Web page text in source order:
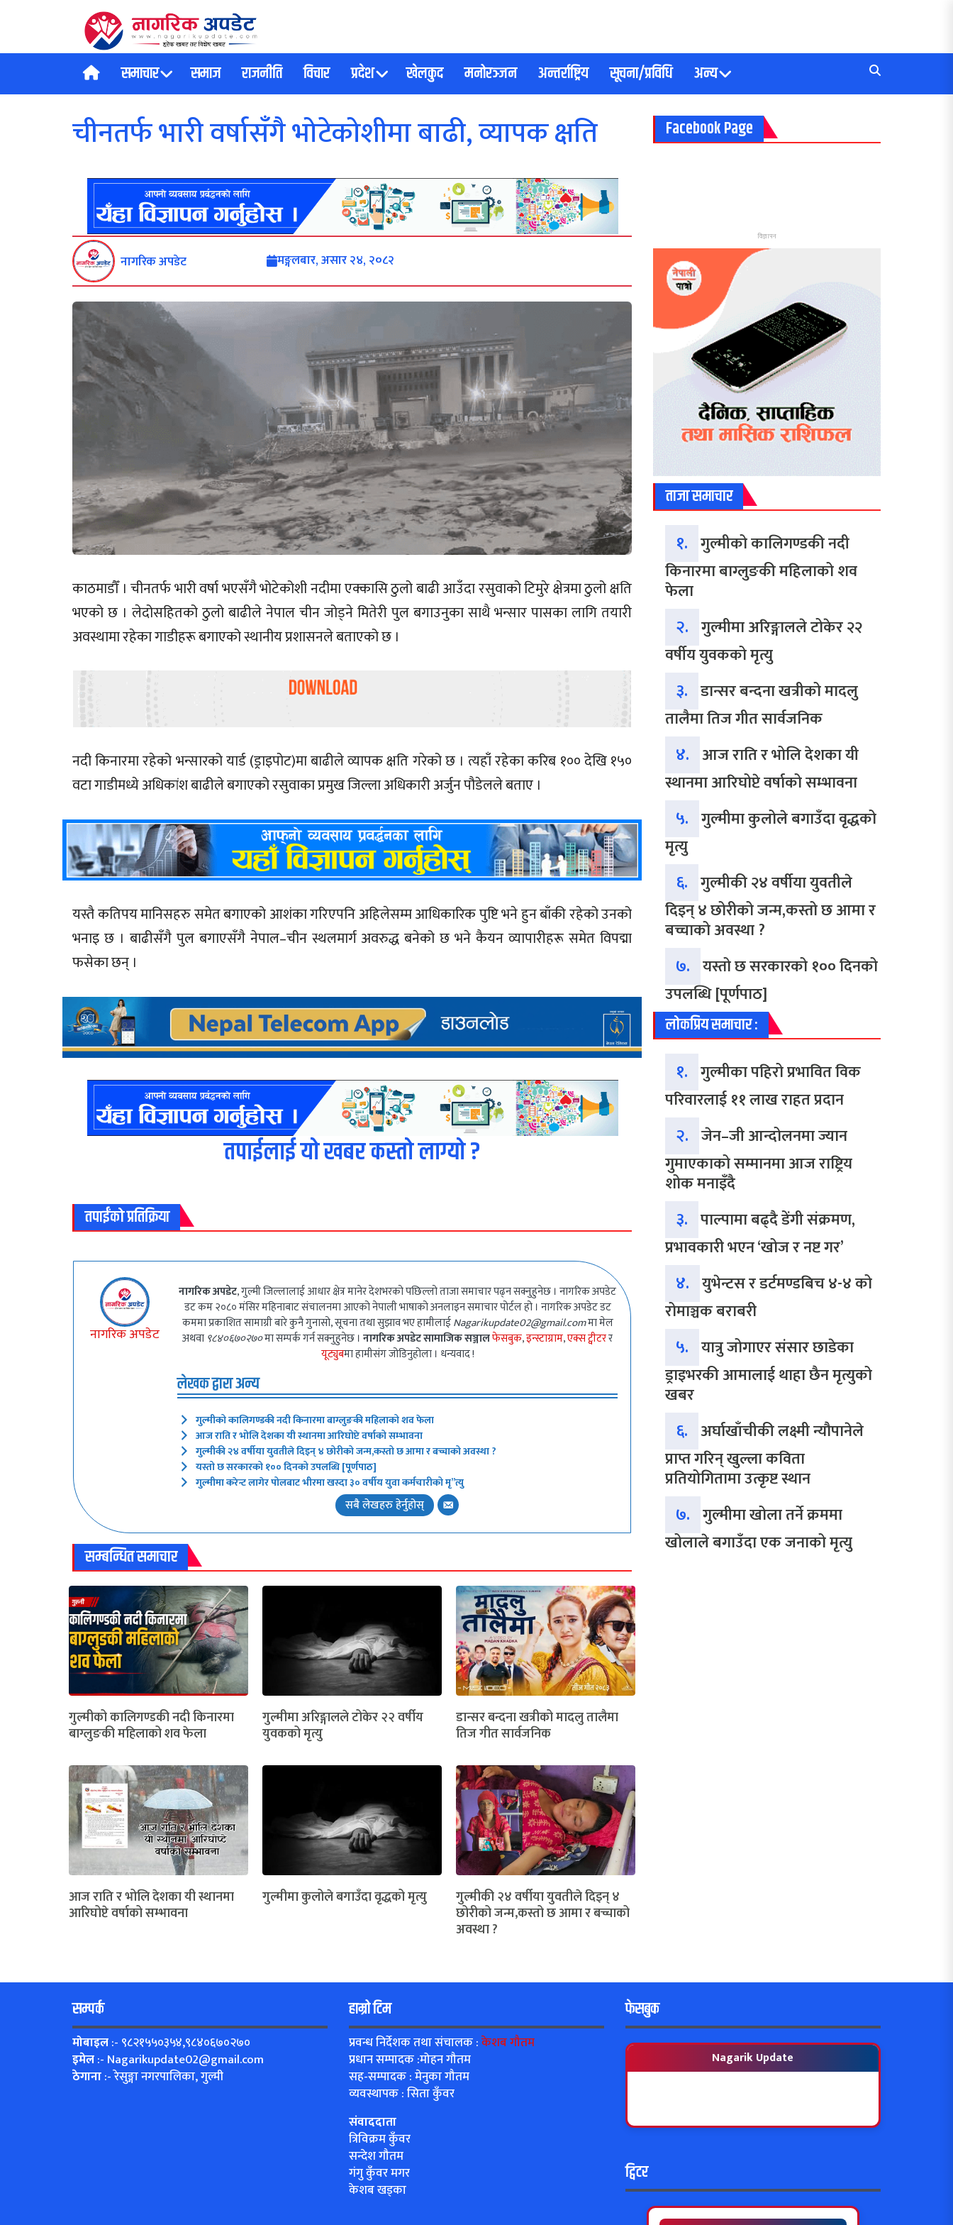
समाचार समाज राजनीति विचार प्रदेश खेलकुद मनोरञ्जन अन्तर्राष्ट्रिय सूचना/प्रविधि अन्य
चीनतर्फ भारी वर्षासँगै भोटेकोशीमा बाढी, व्यापक क्षति
नागरिक अपडेट मङ्गलबार, असार २४, २०८२
काठमाडौँ । चीनतर्फ भारी वर्षा भएसँगै भोटेकोशी नदीमा एक्कासि ठुलो बाढी आउँदा रसुवाको टिमुरे क्षेत्रमा ठुलो क्षति
भएको छ । लेदोसहितको ठुलो बाढीले नेपाल चीन जोड्ने मितेरी पुल बगाउनुका साथै भन्सार पासका लागि तयारी
अवस्थामा रहेका गाडीहरू बगाएको स्थानीय प्रशासनले बताएको छ ।
नदी किनारमा रहेको भन्सारको यार्ड (ड्राइपोट)मा बाढीले व्यापक क्षति गरेको छ । त्यहाँ रहेका करिब १०० देखि १५०
वटा गाडीमध्ये अधिकांश बाढीले बगाएको रसुवाका प्रमुख जिल्ला अधिकारी अर्जुन पौडेलले बताए ।
यस्तै कतिपय मानिसहरु समेत बगाएको आशंका गरिएपनि अहिलेसम्म आधिकारिक पुष्टि भने हुन बाँकी रहेको उनको
भनाइ छ । बाढीसँगै पुल बगाएसँगै नेपाल–चीन स्थलमार्ग अवरुद्ध बनेको छ भने कैयन व्यापारीहरू समेत विपद्मा
फसेका छन् ।
तपाईलाई यो खबर कस्तो लाग्यो ?
तपाईंको प्रतिक्रिया
नागरिक अपडेट
नागरिक अपडेट, गुल्मी जिल्लालाई आधार क्षेत्र मानेर देशभरको पछिल्लो ताजा समाचार पढ्न सक्नुहुनेछ । नागरिक अपडेट
डट कम २०८० मंसिर महिनाबाट संचालनमा आएको नेपाली भाषाको अनलाइन समाचार पोर्टल हो । नागरिक अपडेट डट
कममा प्रकाशित सामाग्री बारे कुनै गुनासो, सूचना तथा सुझाव भए हामीलाईNagarikupdate02@gmail.comमा मेल
अथवा ९८४०६७०२७०मा सम्पर्क गर्न सक्नुहुनेछ ।नागरिक अपडेट सामाजिक सञ्जालफेसबुक,इन्स्टाग्राम,एक्स ट्वीटरर
यूट्युबमा हामीसंग जोडिनुहोला । धन्यवाद !
लेखक द्वारा अन्य
गुल्मीको कालिगण्डकी नदी किनारमा बाग्लुङकी महिलाको शव फेला
आज राति र भोलि देशका यी स्थानमा आरिघोप्टे वर्षाको सम्भावना
गुल्मीकी २४ वर्षीया युवतीले दिइन् ४ छोरीको जन्म,कस्तो छ आमा र बच्चाको अवस्था ?
यस्तो छ सरकारको १०० दिनको उपलब्धि [पूर्णपाठ]
गुल्मीमा करेन्ट लागेर पोलबाट भीरमा खस्दा ३० वर्षीय युवा कर्मचारीको मृ”त्यु
सबै लेखहरु हेर्नुहोस्
सम्बन्धित समाचार
गुल्मीको कालिगण्डकी नदी किनारमा
बाग्लुङकी महिलाको शव फेला
गुल्मीमा अरिङ्गालले टोकेर २२ वर्षीय
युवकको मृत्यु
डान्सर बन्दना खत्रीको मादलु तालैमा
तिज गीत सार्वजनिक
आज राति र भोलि देशका यी स्थानमा
आरिघोप्टे वर्षाको सम्भावना
गुल्मीमा कुलोले बगाउँदा वृद्धको मृत्यु गुल्मीकी २४ वर्षीया युवतीले दिइन् ४
छोरीको जन्म,कस्तो छ आमा र बच्चाको
अवस्था ?
Facebook Page
विज्ञापन
ताजा समाचार
१. गुल्मीको कालिगण्डकी नदी
किनारमा बाग्लुङकी महिलाको शव
फेला
२. गुल्मीमा अरिङ्गालले टोकेर २२
वर्षीय युवकको मृत्यु
३. डान्सर बन्दना खत्रीको मादलु
तालैमा तिज गीत सार्वजनिक
४. आज राति र भोलि देशका यी
स्थानमा आरिघोप्टे वर्षाको सम्भावना
५. गुल्मीमा कुलोले बगाउँदा वृद्धको
मृत्यु
६. गुल्मीकी २४ वर्षीया युवतीले
दिइन् ४ छोरीको जन्म,कस्तो छ आमा र
बच्चाको अवस्था ?
७. यस्तो छ सरकारको १०० दिनको
उपलब्धि [पूर्णपाठ]
लोकप्रिय समाचार :
१. गुल्मीका पहिरो प्रभावित विक
परिवारलाई ११ लाख राहत प्रदान
२. जेन–जी आन्दोलनमा ज्यान
गुमाएकाको सम्मानमा आज राष्ट्रिय
शोक मनाइँदै
३. पाल्पामा बढ्दै डेंगी संक्रमण,
प्रभावकारी भएन ‘खोज र नष्ट गर’
४. युभेन्टस र डर्टमण्डबिच ४-४ को
रोमाञ्चक बराबरी
५. यात्रु जोगाएर संसार छाडेका
ड्राइभरकी आमालाई थाहा छैन मृत्युको
खबर
६. अर्घाखाँचीकी लक्ष्मी न्यौपानेले
प्राप्त गरिन् खुल्ला कविता
प्रतियोगितामा उत्कृष्ट स्थान
७. गुल्मीमा खोला तर्ने क्रममा
खोलाले बगाउँदा एक जनाको मृत्यु
सम्पर्क
मोबाइल:- ९८२१५५०३५४,९८४०६७०२७०
इमेल:- Nagarikupdate02@gmail.com
ठेगाना:- रेसुङ्गा नगरपालिका, गुल्मी
हाम्रो टिम
प्रवन्ध निर्देशक तथा संचालक :केशब गौतम
प्रधान सम्पादक :मोहन गौतम
सह-सम्पादक : मेनुका गौतम
व्यवस्थापक : सिता कुँवर
संवाददाता
त्रिविक्रम कुँवर
सन्देश गौतम
गंगु कुँवर मगर
केशब खड्का
फेसबुक
Nagarik Update
ट्विटर